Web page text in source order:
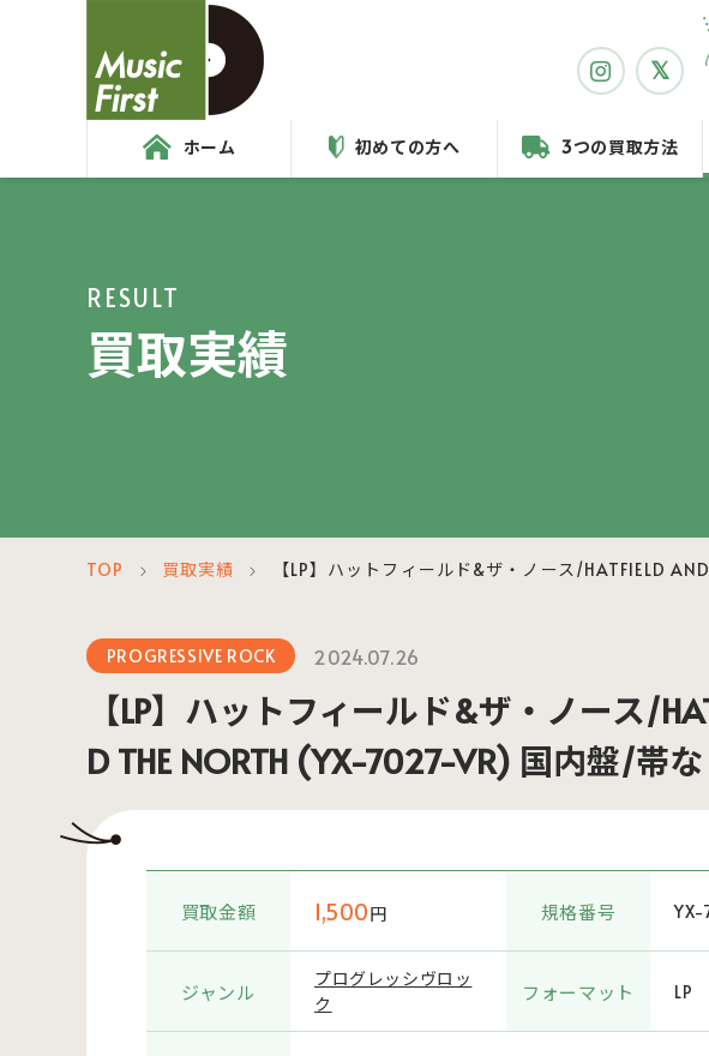
ホーム 初めての方へ 3つの買取方法
RESULT
買取実績
TOP ＞ 買取実績 ＞ 【LP】ハットフィールド&ザ・ノース/HATFIELD
PROGRESSIVE ROCK 2024.07.26
【LP】ハットフィールド&ザ・ノース/
D THE NORTH (YX-7027-VR) 国内盤/帯
買取金額 1,500円 規格番号 YX-
ジャンル
プログレッシヴロッ
ク
フォーマット LP